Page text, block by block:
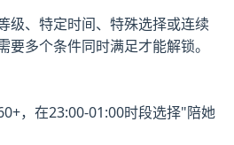
级、特定时间、特殊选择或连续
多个条件同时满足才能解锁。
，在23:00-01:00时段选择"陪她